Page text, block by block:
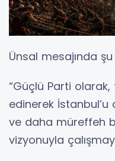
Ünsal mesajında
“Güçlü Parti
edinerek
ve daha müreffeh
vizyonuyla